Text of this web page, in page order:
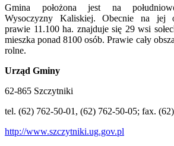
Gmina położona jest na
Wysoczyzny Kaliskiej. Obecnie na jej
prawie 11.100 ha. znajduje się 29 wsi
mieszka ponad 8100 osób. Prawie cały
rolne.
Urząd Gminy
62-865 Szczytniki
tel. (62) 762-50-01, (62) 762-50-05; fax.
http://www.szczytniki.ug.gov.pl